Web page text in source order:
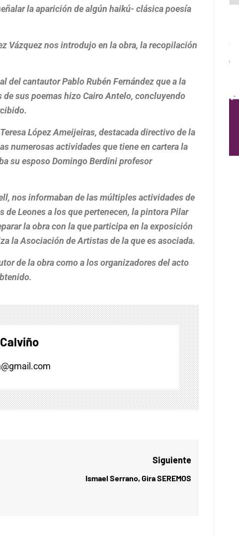
la aparición de algún haikú- clásica poesía
Vázquez nos introdujo en la obra, la recopilación
cantautor Pablo Rubén Fernández que a la
sus poemas hizo Cairo Antelo, concluyendo
López Ameijeiras, destacada directivo de la
numerosas actividades que tiene en cartera la
su esposo Domingo Berdini profesor
nos informaban de las múltiples actividades de
Leones a los que pertenecen, la pintora Pilar
la obra con la que participa en la exposición
la Asociación de Artistas de la que es asociada.
de la obra como a los organizadores del acto
Siguiente
Entrada
Ismael Serrano, Gira SEREMOS